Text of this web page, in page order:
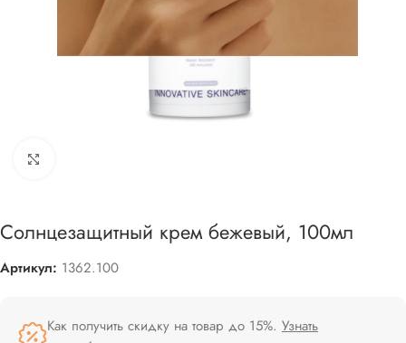
Солнцезащитный крем бежевый, 100мл
Артикул: 1362.100
Как получить скидку на товар до 15%. Узнать